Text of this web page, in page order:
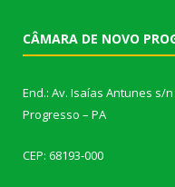
CÂMARA DE NOVO
End.: Av. Isaías Antunes s/
Progresso – PA
CEP: 68193-000